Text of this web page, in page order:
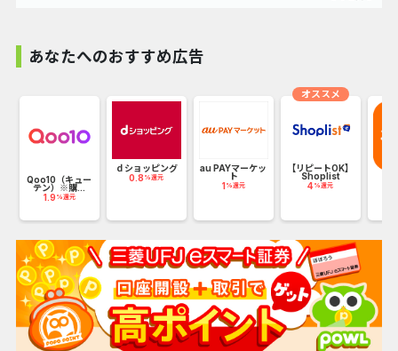
#レディースファッション #メンズファッション
#コスメ #美容ヘアケア #腕時計 #アクセサリー #ベビー #キ
ッズ #マタニティ #ドリンク #水 #お酒 #家電 #スマホ
#タブレット #パソコン #テレビ・オーディオ・カメラ #家
具 #インテリア #DIY #工具 #花 #ガーデニング
#ペット用品 #生き物 #楽器 #手芸 #コレクション#ゲーム・
おもちゃ #スポーツ #アウトドア #釣り #旅行
#車 #バイク #自転車 #CD #音楽ソフト #チケット #DVD #
あなたへのおすすめ広告
Qoo10（キュー
テン）※購...
1.9 %還元
ｄショッピング
0.8 %還元
au PAYマーケッ
ト
1%還元
【リピートOK】
Shoplist
4 %還元
オススメ